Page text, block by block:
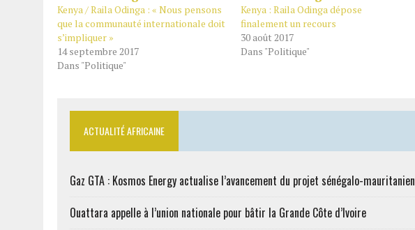
Kenya / Raila Odinga : « Nous pensons
que la communauté internationale doit
s’impliquer »
14 septembre 2017
Dans "Politique"
Kenya : Raila Odinga dépose
finalement un recours
30 août 2017
Dans "Politique"
ACTUALITÉ AFRICAINE
Gaz GTA : Kosmos Energy actualise l’avancement du projet sénégalo-mauritanien
Ouattara appelle à l’union nationale pour bâtir la Grande Côte d’Ivoire